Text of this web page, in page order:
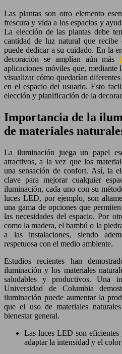
Las plantas son otro elemento
frescura y vida a los espacios y
La elección de las plantas debe
cantidad de luz natural que
puede dedicar a su cuidado. En la
decoración se amplían aún más
aplicaciones móviles que, mediante
visualizar cómo quedarían
en el espacio del usuario. Esto
elección y planificación de la
Importancia de la
de materiales
La iluminación juega un papel
atractivos, a la vez que los
una sensación de confort. Así, la
clave para mejorar cualquier
iluminación, cada uno con su
luces LED, por ejemplo, son
una gama de opciones que
las necesidades del espacio. Por
como la madera, el bambú o la
a las instalaciones, siendo
respetuosa con el medio ambiente.
Estudios recientes han
iluminación y los materiales
saludables y productivos. Una
Universidad de Columbia
iluminación puede aumentar la
que el uso de materiales
bienestar general.
Las luces LED son eficientes
adaptar la intensidad y el